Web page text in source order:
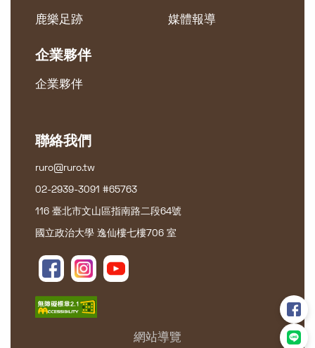
鹿樂足跡 媒體報導
企業夥伴
企業夥伴
聯絡我們
ruro@ruro.tw
02-2939-3091 #65763
116 臺北市文山區指南路二段64號
國立政治大學 逸仙樓七樓706 室
網站導覽